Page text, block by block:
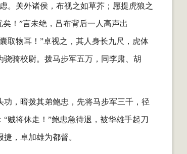
。关外诸侯，布视之如草芥；愿提虎狼之
！”言未绝，吕布背后一人高声出
取物耳！”卓视之，其人身长九尺，虎体
骑校尉。拨马步军五万，同李肃、胡
，暗拨其弟鲍忠，先将马步军三千，径
贼将休走！”鲍忠急待退，被华雄手起刀
，卓加雄为都督。